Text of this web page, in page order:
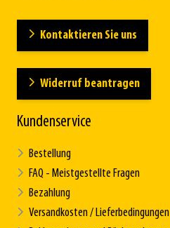
Kontaktieren Sie uns
Widerruf beantragen
Kundenservice
Bestellung
FAQ - Meistgestellte Fragen
Bezahlung
Versandkosten / Lieferbedingungen